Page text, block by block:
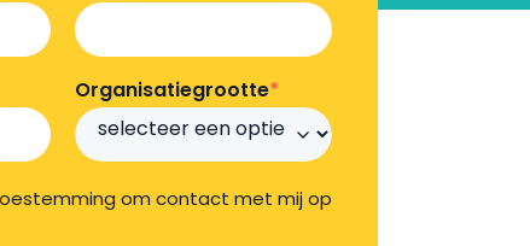
Organisatiegrootte*
om contact met mij op